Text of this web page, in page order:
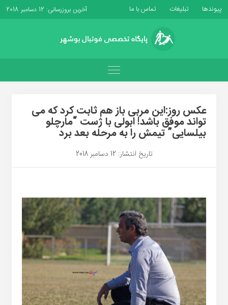
پیوندها تبلیغات تماس با ما آخرین بروزرسانی: 12 دسامبر 2018
عکس روز:این مربی باز هم ثابت کرد که می
تواند موفق باشد! ابولی با ژست “مارچلو
بیلسایی” تیمش را به مرحله بعد برد
تاریخ انتشار: 12 دسامبر 2018